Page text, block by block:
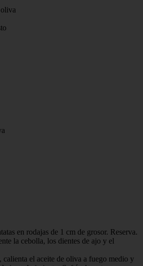
en rodajas de 1 cm de grosor. Reserva.
la cebolla, los dientes de ajo y el
calienta el aceite de oliva a fuego medio y